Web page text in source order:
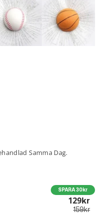
Samma Dag.
159kr
129Kr
SPARA 30kr